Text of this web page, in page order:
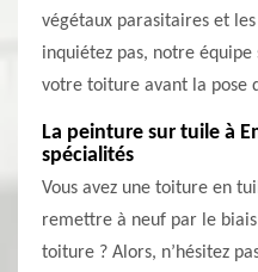
végétaux parasitaires et
inquiétez pas, notre
votre toiture avant la pose
La peinture sur tuile à
spécialités
Vous avez une toiture en
remettre à neuf par le
toiture ? Alors, n’hésitez